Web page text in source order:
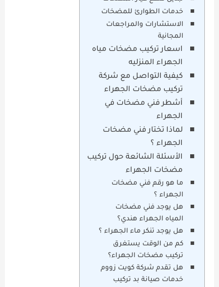
خدمات الطوارئ للمضخات
الاستشارات والمراجعات
المجانية
اسعار تركيب مضخات مياه
الجهراء المنزليه
كيفية التواصل مع شركة
تركيب مضخات الجهراء
أشطر فني مضخات في
الجهراء
لماذا تختار فني مضخات
الجهراء ؟
الأسئلة الشائعة حول تركيب
مضخات الجهراء
ما هو رقم فني مضخات
الجهراء ؟
هل يوجد فني مضخات
المياه الجهراء هندي؟
هل يوجد تنكر ماء الجهراء ؟
كم من الوقت يستغرق
تركيب مضخات الجهراء؟
هل تقدم شركة كويت زووم
خدمات صيانة بد تركيب